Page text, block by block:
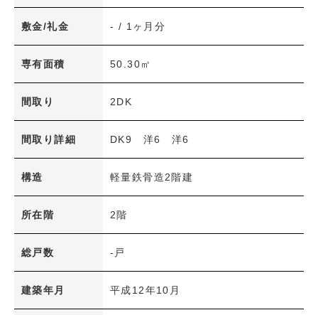
〜
専有面積
〜
築年数
〜
1R・1K～1LDK 2K～2LDK+S
3K～3LDK+S 4K～4LDK+S
6K以上
交通機関
JR
学区
敷金/礼金 - / 1ヶ月分
専有面積 50.30㎡
間取り 2DK
間取り詳細 DK9 洋6 洋6
構造 軽量鉄骨造2階建
所在階 2階
総戸数 -戸
建築年月 平成12年10月